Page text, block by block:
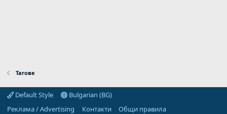
Тагове
Default Style
Bulgarian (BG)
Реклама / Advertising
Контакти
Общи правила